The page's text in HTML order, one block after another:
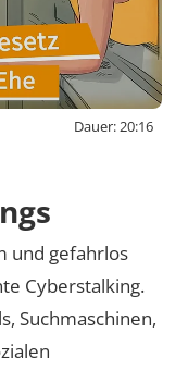
party.
Dauer: 20:16
und gefahrlos
Cyberstalking.
Suchmaschinen,